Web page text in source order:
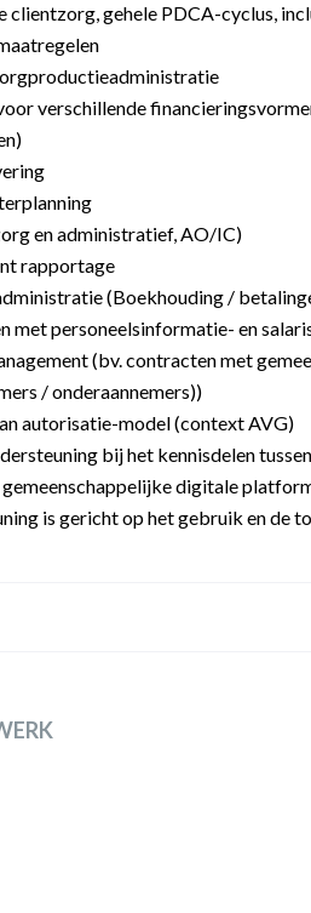
clientzorg, gehele PDCA-cyclus,
verschillende
en administratief, AO/IC)
rapportage
(Boekhouding /
met personeelsinformatie- en
(bv. contracten met
/ onderaannemers))
autorisatie-model (context AVG)
bij het kennisdelen
gemeenschappelijke digitale
is gericht op het gebruik en de